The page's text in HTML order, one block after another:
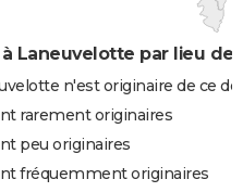
Laneuvelotte par lieu de
n'est originaire de ce
rarement originaires
peu originaires
fréquemment originaires